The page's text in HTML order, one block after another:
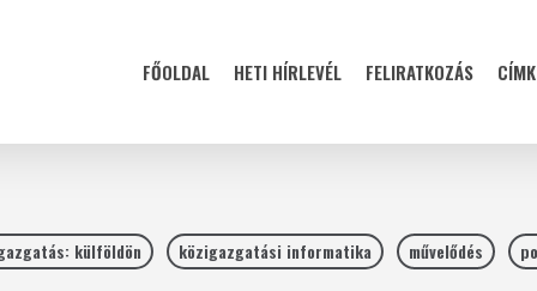
FŐOLDAL HETI HÍRLEVÉL FELIRATKOZÁS
külföldön közigazgatási informatika művelődés